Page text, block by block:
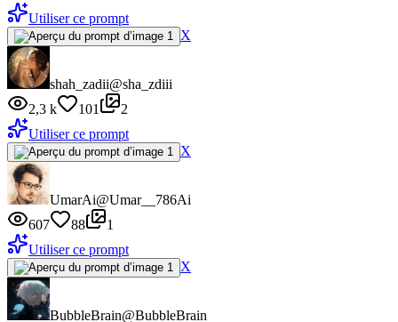
Utiliser ce prompt
X
shah_zadii@sha_zdiii
2,3 k
101
2
Utiliser ce prompt
X
UmarAi@Umar__786Ai
607
88
1
Utiliser ce prompt
X
BubbleBrain@BubbleBrain